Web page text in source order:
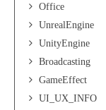
Office
UnrealEngine
UnityEngine
Broadcasting
GameEffect
UI_UX_INFO